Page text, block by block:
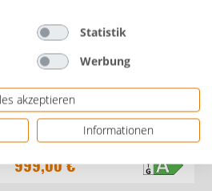
Accente Kaminofen Tifano Stahl
grau 6,5 kW
Produktdatenblatt
999,00 €
Statistik
Werbung
akzeptieren
Informationen